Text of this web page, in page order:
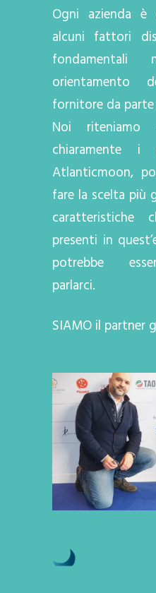
Ogni azienda è
alcuni fattori
orientamento
fornitore da
Noi riteniamo
chiaramente
Atlanticmoon,
fare la scelta più
caratteristiche
presenti in
potrebbe
parlarci.
SIAMO il partner